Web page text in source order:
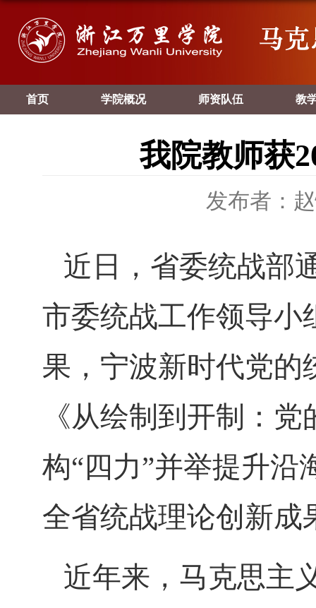
首页 学院概况 师资队伍 教
我院教师获
发布者：
近日，省委统战部
市委统战工作领导小
果，宁波新时代党的
《从绘制到开制：
构“四力”并举提升沿
全省统战理论创新成
近年来，马克思主